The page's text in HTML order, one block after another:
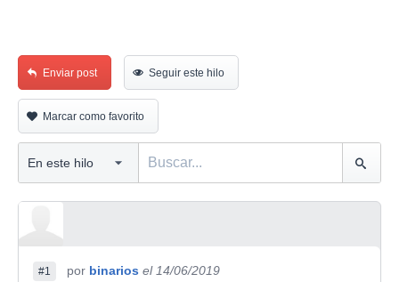
Enviar post Seguir este hilo
Marcar como favorito
#1 por binarios el 14/06/2019